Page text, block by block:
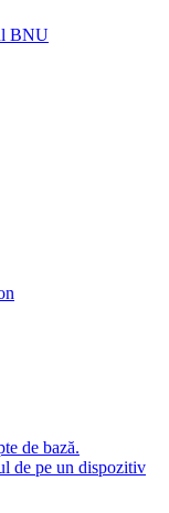
BNU
de bază.
de pe un dispozitiv